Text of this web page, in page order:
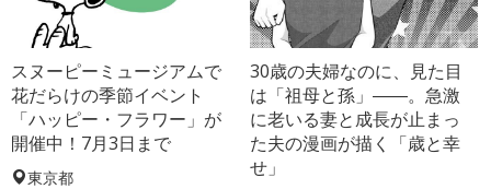
スヌーピーミュージアムで
花だらけの季節イベント
「ハッピー・フラワー」が
開催中！7月3日まで
東京都
30歳の夫婦なのに、見た目
は「祖母と孫」――。急激
に老いる妻と成長が止まっ
た夫の漫画が描く「歳と幸
せ」